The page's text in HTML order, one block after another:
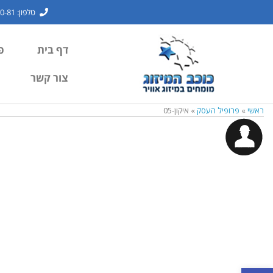
טלפון: 1700-7000-81
דף בית
צור קשר
ראשי » פרופיל העסק » איקון-05